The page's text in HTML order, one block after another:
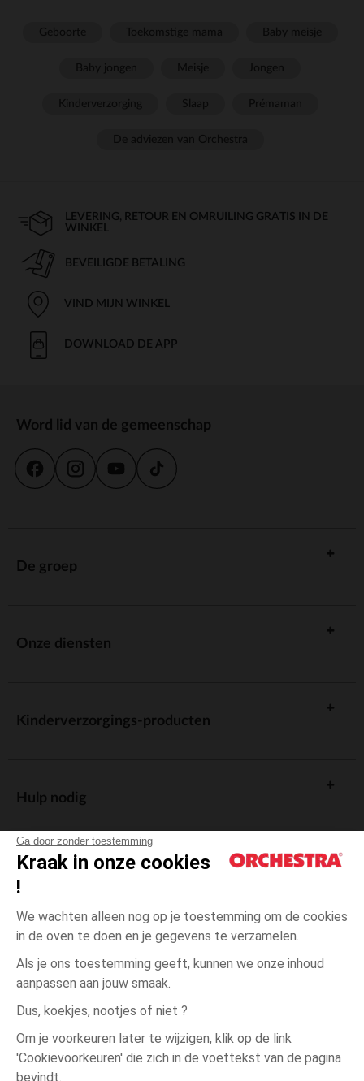
Ga door zonder toestemming
Kraak in onze cookies
!
We wachten alleen nog op je toestemming om de cookies
in de oven te doen en je gegevens te verzamelen.
Als je ons toestemming geeft, kunnen we onze inhoud
aanpassen aan jouw smaak.
Dus, koekjes, nootjes of niet ?
Om je voorkeuren later te wijzigen, klik op de link
'Cookievoorkeuren' die zich in de voettekst van de pagina
bevindt.
Groen Groen
één
LEVERING, RETOUR EN OMRUILING GRATIS IN DE
WINKEL
BEVEILIGDE BETALING
VIND MIJN WINKEL
DOWNLOAD DE APP
Word lid van de gemeenschap
De groep
Onze diensten
Kinderverzorgings-producten
Hulp nodig
Algemene verkoopsvoorwaarden
Wettelijke bepalingen
Persoonsgegevens